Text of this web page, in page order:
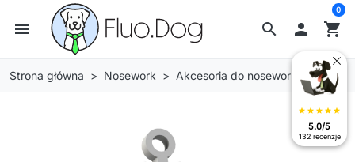
search
menu  shopping_cart
0
Strona główna Nosework Akcesoria do nosework
star star star star star
5.0/5
132 recenzje